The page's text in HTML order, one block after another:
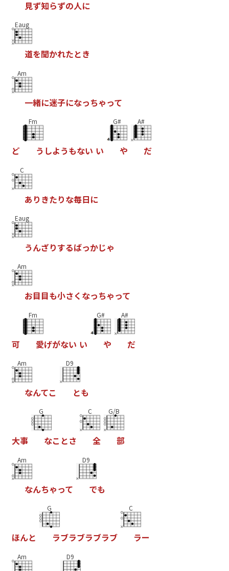
見ず知らずの人に
Eaug
道を聞かれたとき
Am
一緒に迷子になっちゃって
ど
Fm
う しようもない い
G#
や
A#
だ
C
あ り きたりな毎日に
Eaug
うんざりするばっかじゃ
Am
お目目も小さく なっちゃって
可
Fm
愛げがない い
G#
や
A#
だ
Am
なんてこ
D9
とも
大事
G
なこ とさ
C
全
G/B
部
Am
なんちゃって
D9
でも
ほんと
G
ラブラブラブラブ
C
ラー
Am D9